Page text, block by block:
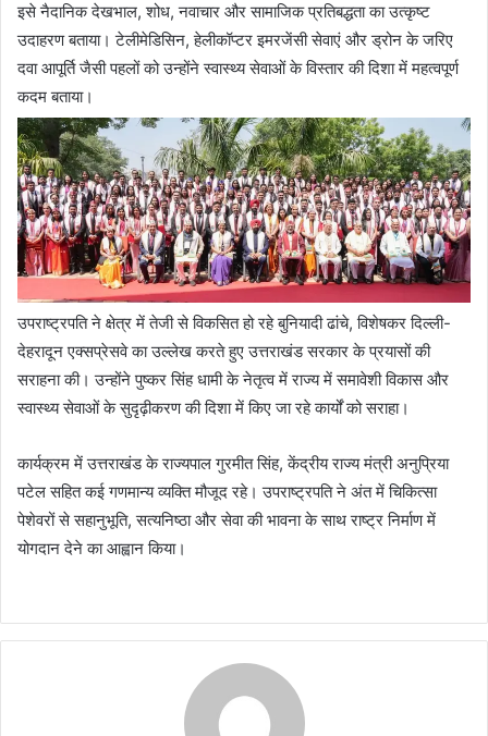
इसे नैदानिक देखभाल, शोध, नवाचार और सामाजिक प्रतिबद्धता का उत्कृष्ट
उदाहरण बताया। टेलीमेडिसिन, हेलीकॉप्टर इमरजेंसी सेवाएं और ड्रोन के जरिए
दवा आपूर्ति जैसी पहलों को उन्होंने स्वास्थ्य सेवाओं के विस्तार की दिशा में महत्वपूर्ण
कदम बताया।
उपराष्ट्रपति ने क्षेत्र में तेजी से विकसित हो रहे बुनियादी ढांचे, विशेषकर दिल्ली-
देहरादून एक्सप्रेसवे का उल्लेख करते हुए उत्तराखंड सरकार के प्रयासों की
सराहना की। उन्होंने पुष्कर सिंह धामी के नेतृत्व में राज्य में समावेशी विकास और
स्वास्थ्य सेवाओं के सुदृढ़ीकरण की दिशा में किए जा रहे कार्यों को सराहा।
कार्यक्रम में उत्तराखंड के राज्यपाल गुरमीत सिंह, केंद्रीय राज्य मंत्री अनुप्रिया
पटेल सहित कई गणमान्य व्यक्ति मौजूद रहे। उपराष्ट्रपति ने अंत में चिकित्सा
पेशेवरों से सहानुभूति, सत्यनिष्ठा और सेवा की भावना के साथ राष्ट्र निर्माण में
योगदान देने का आह्वान किया।